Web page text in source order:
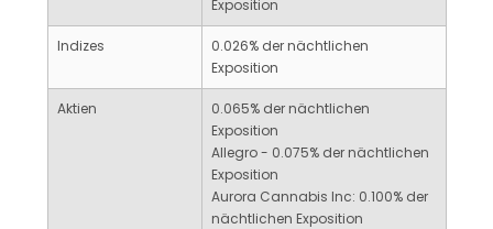
USD/ZAR
Exposition
Indizes
0.026% der nächtlichen
Exposition
Aktien
0.065% der nächtlichen
Exposition
Allegro - 0.075% der nächtlichen
Exposition
Aurora Cannabis Inc: 0.100% der
nächtlichen Exposition